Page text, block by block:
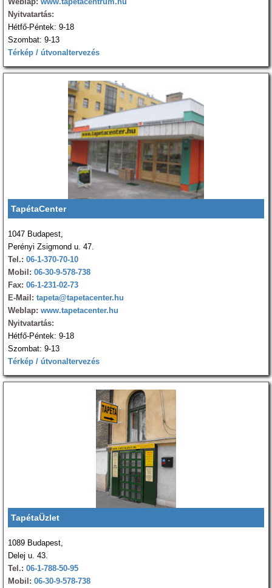
Nyitvatartás:
Hétfő-Péntek: 9-18
Szombat: 9-13
Térkép / útvonaltervezés
TapétaCenter
1047 Budapest,
Perényi Zsigmond u. 47.
Tel.: 06-1-370-70-10
Mobil: 06-30-9-578-738
Fax: 06-1-231-02-73
E-Mail: tapeta@tapetacenter.hu
Weblap: www.tapetacenter.hu
Nyitvatartás:
Hétfő-Péntek: 9-18
Szombat: 9-13
Térkép / útvonaltervezés
TapétaÜzlet
1089 Budapest,
Delej u. 43.
Tel.: 06-1-788-50-95
Mobil: 06-30-9-578-738